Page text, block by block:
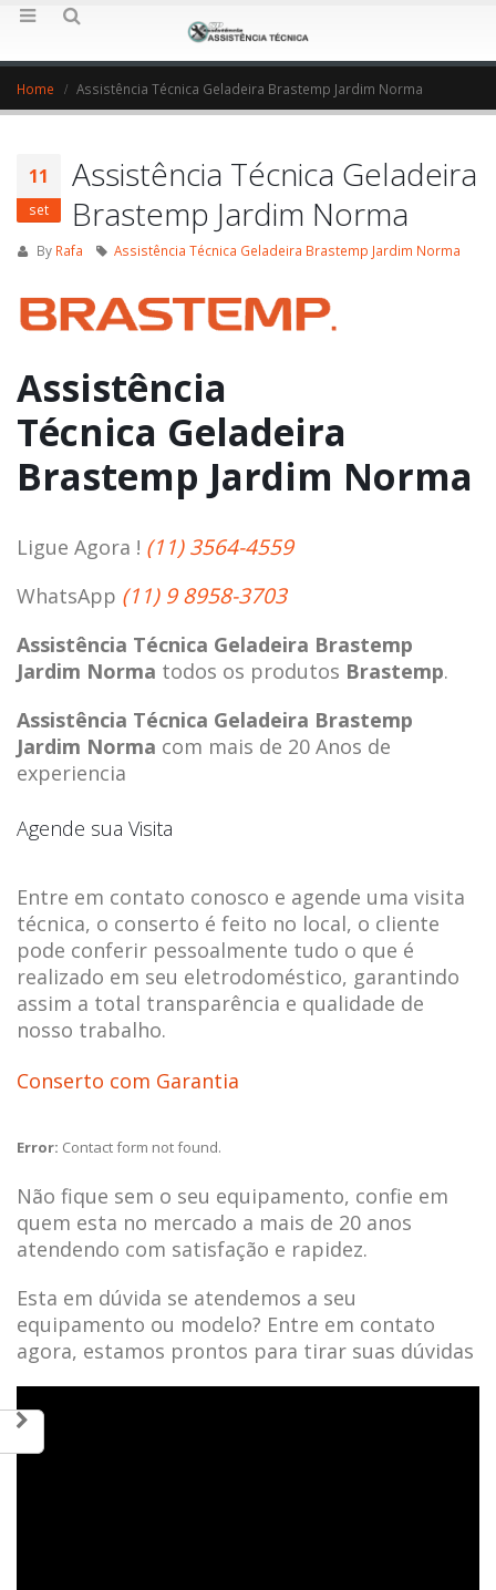
Home Assistência Técnica Geladeira Brastemp Jardim Norma
11
set
Assistência Técnica Geladeira
Brastemp Jardim Norma
By Rafa Assistência Técnica Geladeira Brastemp Jardim Norma
Assistência
Técnica Geladeira
Brastemp Jardim Norma
Ligue Agora ! (11) 3564-4559
WhatsApp (11) 9 8958-3703
Assistência Técnica Geladeira Brastemp
Jardim Norma todos os produtos Brastemp.
Assistência Técnica Geladeira Brastemp
Jardim Norma com mais de 20 Anos de
experiencia
Agende sua Visita
Entre em contato conosco e agende uma visita
técnica, o conserto é feito no local, o cliente
pode conferir pessoalmente tudo o que é
realizado em seu eletrodoméstico, garantindo
assim a total transparência e qualidade de
nosso trabalho.
Conserto com Garantia
Error: Contact form not found.
Não fique sem o seu equipamento, confie em
quem esta no mercado a mais de 20 anos
atendendo com satisfação e rapidez.
Esta em dúvida se atendemos a seu
equipamento ou modelo? Entre em contato
agora, estamos prontos para tirar suas dúvidas